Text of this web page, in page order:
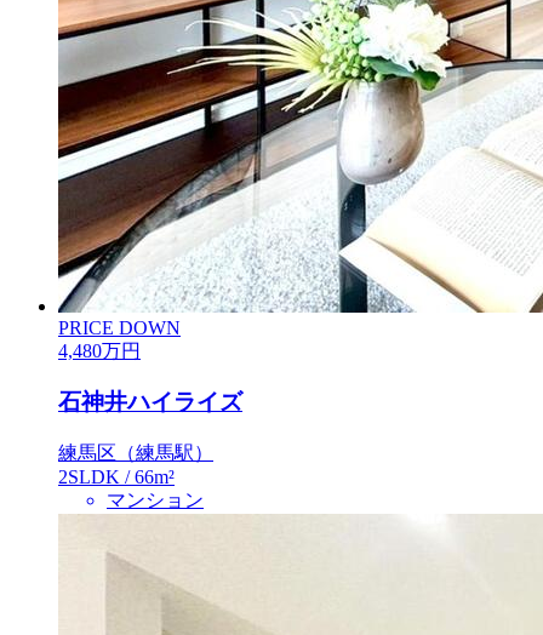
PRICE DOWN
4,480万円
石神井ハイライズ
練馬区（練馬駅）
2SLDK / 66m²
マンション